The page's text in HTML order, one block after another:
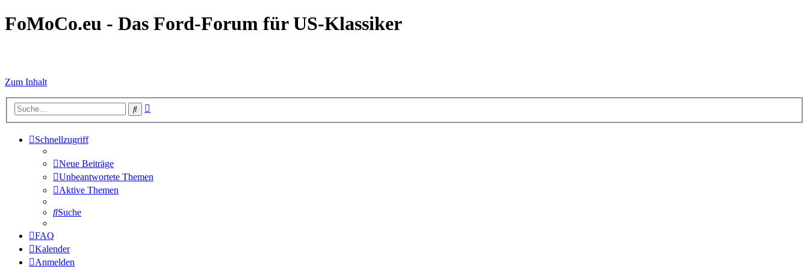
FoMoCo.eu - Das Ford-Forum für US-Klassiker
Zum Inhalt
Suche
Schnellzugriff
Neue Beiträge
Unbeantwortete Themen
Aktive Themen
Suche
FAQ
Kalender
Anmelden